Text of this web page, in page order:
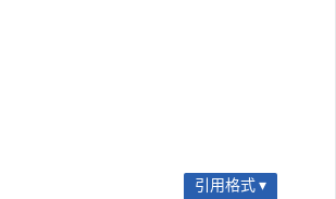
引用格式 ▾